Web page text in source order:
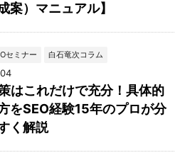
案）マニュアル】
セミナー 白石竜次コラム
はこれだけで充分！具体的
をSEO経験15年のプロが分
く解説